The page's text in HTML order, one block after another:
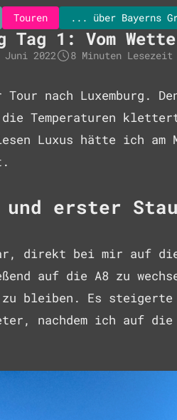
Touren ... über Bayerns
Tag 1: Vom
Juni 2022 8 Minuten Lesezeit
Tour nach Luxemburg.
die Temperaturen
Luxus hätte ich
erster Stau
direkt bei mir auf die
auf die A8 zu
zu bleiben. Es
nachdem ich auf